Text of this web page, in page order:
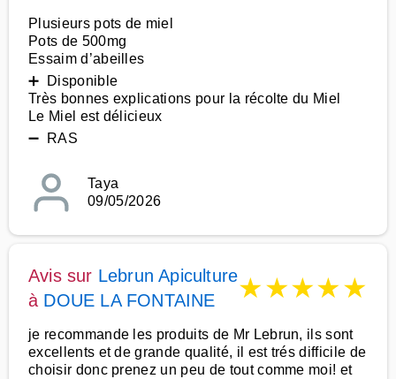
Plusieurs pots de miel
Pots de 500mg
Essaim d’abeilles
➕ Disponible
Très bonnes explications pour la récolte du Miel
Le Miel est délicieux
➖ RAS
Taya
09/05/2026
Avis sur Lebrun Apiculture
à DOUE LA FONTAINE ★★★★★
je recommande les produits de Mr Lebrun, ils sont
excellents et de grande qualité, il est trés difficile de
choisir donc prenez un peu de tout comme moi! et